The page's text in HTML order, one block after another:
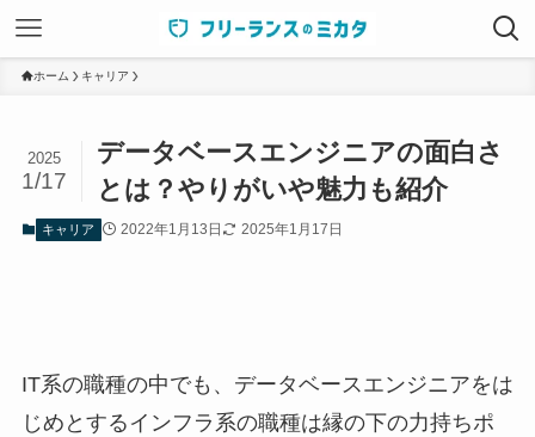
ホーム キャリア
データベースエンジニアの面白さ
とは？やりがいや魅力も紹介
2025
1/17
キャリア 2022年1月13日 2025年1月17日
IT系の職種の中でも、データベースエンジニアをは
じめとするインフラ系の職種は縁の下の力持ちポ